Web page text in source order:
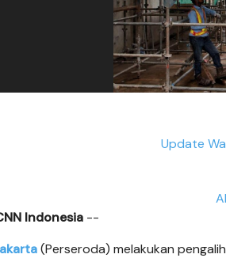
Update
Indonesia --
(Perseroda) melakukan